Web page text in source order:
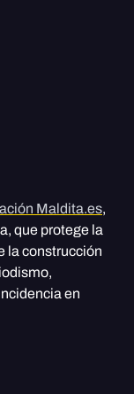
Maldita.es,
que protege la
la construcción
en